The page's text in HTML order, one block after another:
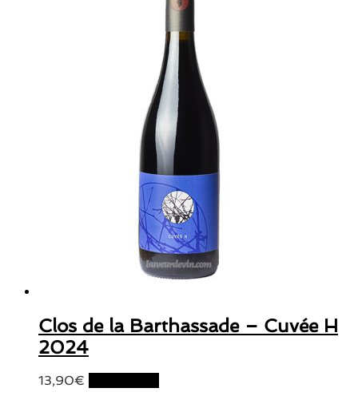
Clos de la Barthassade – Cuvée H
2024
13,90€